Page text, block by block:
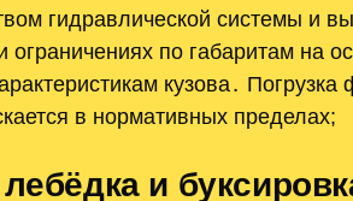
гидравлической системы и
ограничениях по габаритам
кузова․
в нормативных пределах;
и